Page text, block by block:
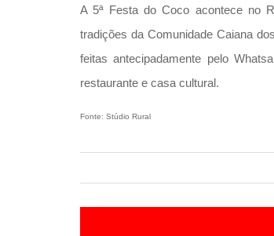
A 5ª Festa do Coco acontece no
tradições da Comunidade Caiana
feitas antecipadamente pelo
restaurante e casa cultural.
Fonte: Stúdio Rural